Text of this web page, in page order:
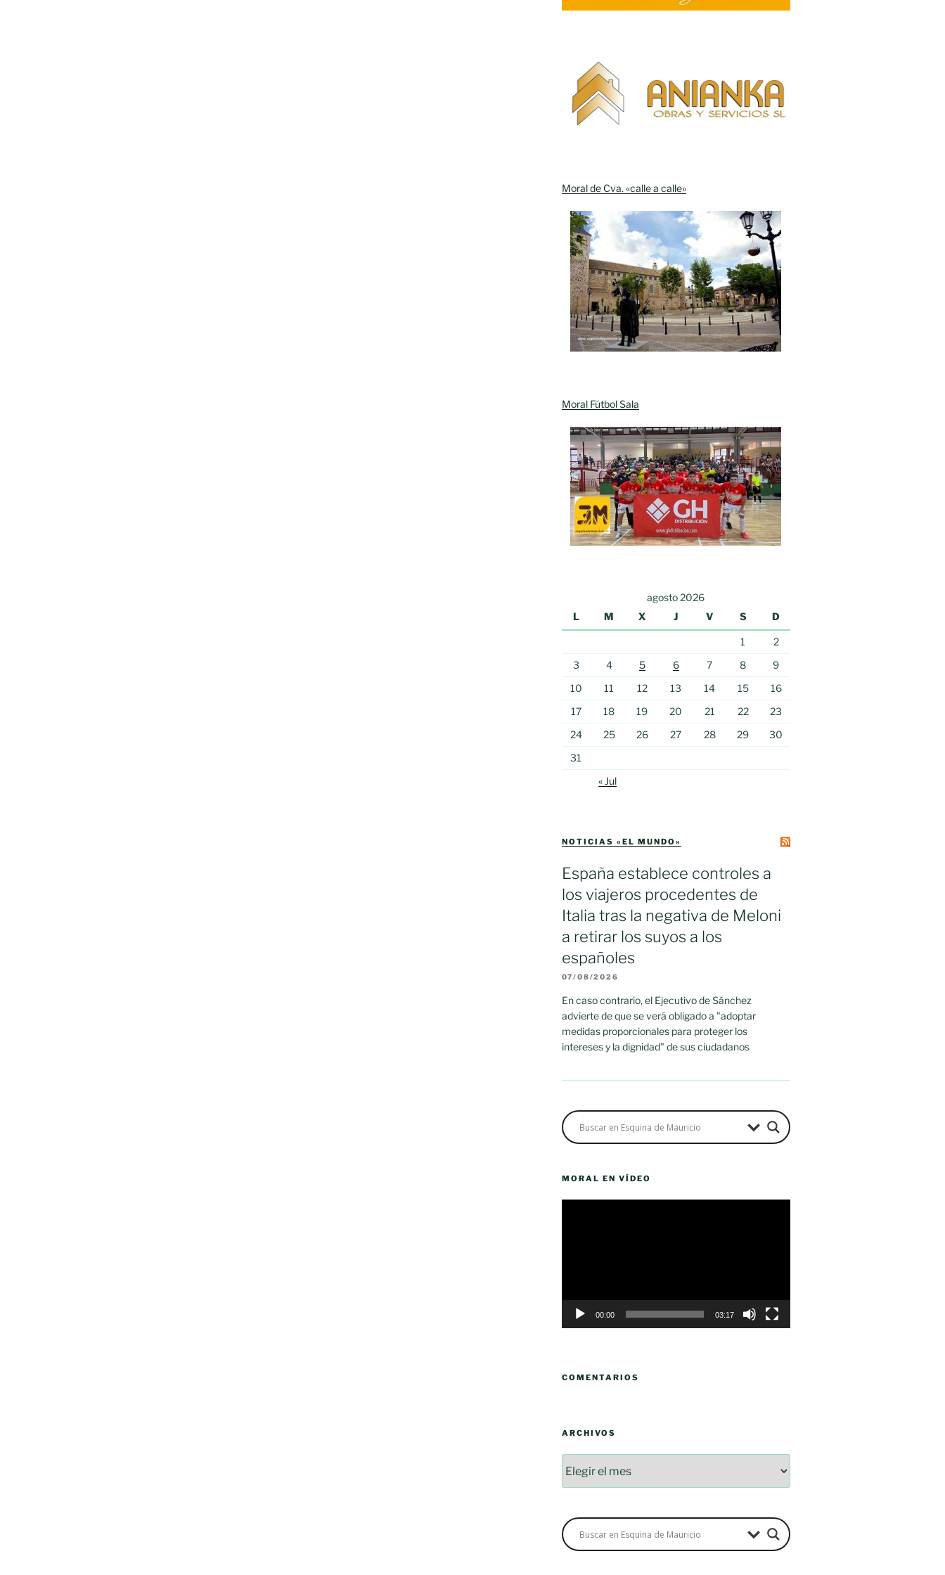
Moral de Cva. «calle a calle»
Moral Fútbol Sala
agosto 2026
L
M X J V S D
1
2
3
4 5 6 7 8
9
10
11 12 13 14 15
16
17
18 19 20 21 22
23
24
25 26 27 28 29
30
31
« Jul
NOTICIAS «EL MUNDO»
España establece controles a
los viajeros procedentes de
Italia tras la negativa de Meloni
a retirar los suyos a los
españoles
07/08/2026
En caso contrario, el Ejecutivo de Sánchez
advierte de que se verá obligado a "adoptar
medidas proporcionales para proteger los
intereses y la dignidad" de sus ciudadanos
MORAL EN VÍDEO
00:00 03:17
COMENTARIOS
ARCHIVOS